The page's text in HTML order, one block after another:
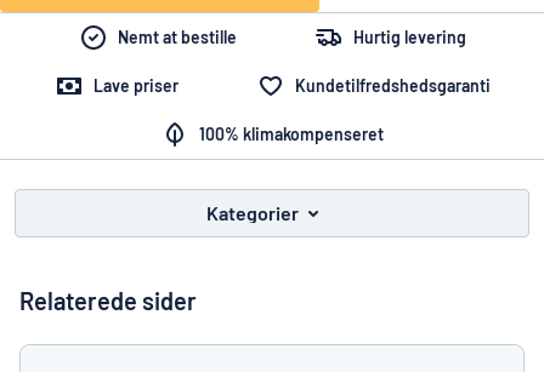
Trafik og køretøjer
Mærkning
Klistremærker
Vis alle kategorier
Log
Kundeservice
Nemt at bestille Hurtig levering
Lave priser Kundetilfredshedsgaranti
100% klimakompenseret
Kategorier
Relaterede sider